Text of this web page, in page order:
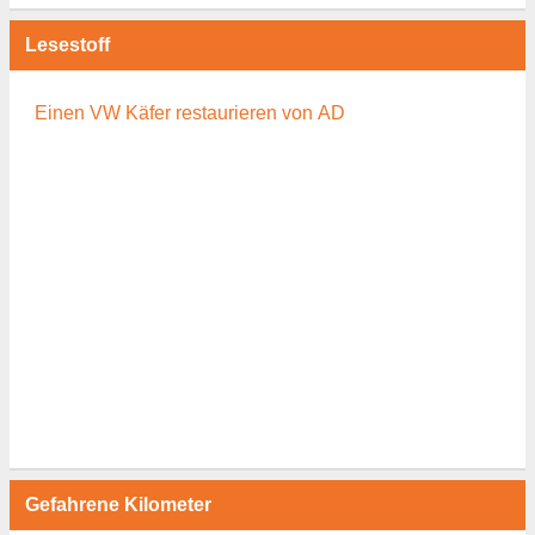
Lesestoff
Einen VW Käfer restaurieren von AD
Gefahrene Kilometer